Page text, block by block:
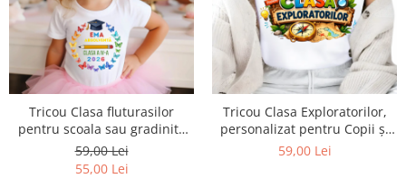
Tricou Clasa fluturasilor
pentru scoala sau gradinita
ABS1068.59
59,00 Lei
55,00 Lei
Tricou Clasa Exploratorilor,
personalizat pentru Copii și
Profesori
59,00 Lei